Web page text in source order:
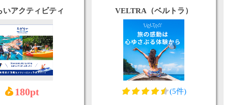
いアクティビティ
180pt
VELTRA（ベルトラ）
(5件)